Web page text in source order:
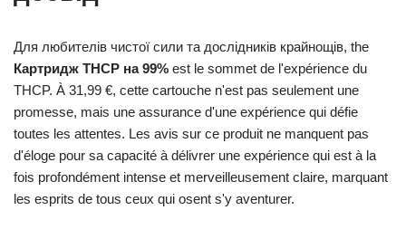
Для любителів чистої сили та дослідників крайнощів, the
Картридж THCP на 99% est le sommet de l'expérience du
THCP. À 31,99 €, cette cartouche n'est pas seulement une
promesse, mais une assurance d'une expérience qui défie
toutes les attentes. Les avis sur ce produit ne manquent pas
d'éloge pour sa capacité à délivrer une expérience qui est à la
fois profondément intense et merveilleusement claire, marquant
les esprits de tous ceux qui osent s'y aventurer.